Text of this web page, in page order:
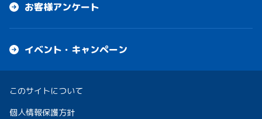
お客様アンケート
イベント・キャンペーン
このサイトについて
個人情報保護方針